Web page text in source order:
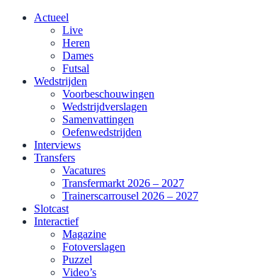
Actueel
Live
Heren
Dames
Futsal
Wedstrijden
Voorbeschouwingen
Wedstrijdverslagen
Samenvattingen
Oefenwedstrijden
Interviews
Transfers
Vacatures
Transfermarkt 2026 – 2027
Trainerscarrousel 2026 – 2027
Slotcast
Interactief
Magazine
Fotoverslagen
Puzzel
Video’s